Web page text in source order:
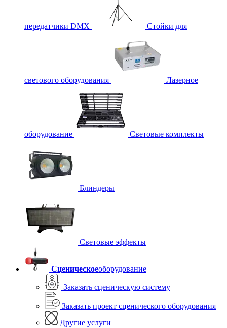
передатчики DMX Стойки для
светового оборудования Лазерное
оборудование Световые комплекты
Блиндеры
Световые эффекты
Сценическоеоборудование
Заказать сценическую систему
Заказать проект сценического оборудования
Другие услуги